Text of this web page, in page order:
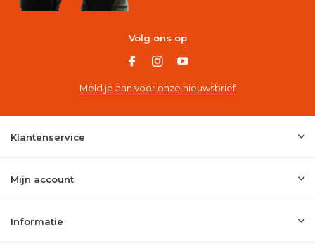
Volg ons op
Meld je aan voor onze nieuwsbrief
Klantenservice
Mijn account
Informatie